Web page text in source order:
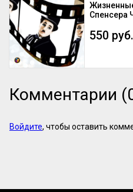
Спенсера
550 руб.
Комментарии
Войдите, чтобы оставить